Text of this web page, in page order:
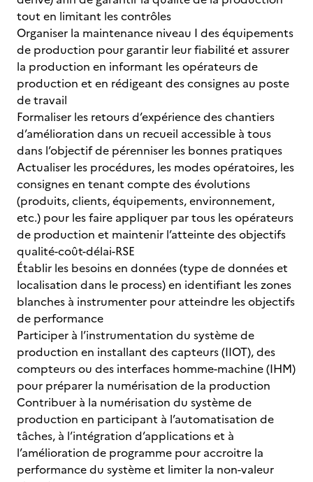
tout en limitant les contrôles
Organiser la maintenance niveau I des équipements
de production pour garantir leur fiabilité et assurer
la production en informant les opérateurs de
production et en rédigeant des consignes au poste
de travail
Formaliser les retours d’expérience des chantiers
d’amélioration dans un recueil accessible à tous
dans l’objectif de pérenniser les bonnes pratiques
Actualiser les procédures, les modes opératoires, les
consignes en tenant compte des évolutions
(produits, clients, équipements, environnement,
etc.) pour les faire appliquer par tous les opérateurs
de production et maintenir l’atteinte des objectifs
qualité-coût-délai-RSE
Établir les besoins en données (type de données et
localisation dans le process) en identifiant les zones
blanches à instrumenter pour atteindre les objectifs
de performance
Participer à l’instrumentation du système de
production en installant des capteurs (IIOT), des
compteurs ou des interfaces homme-machine (IHM)
pour préparer la numérisation de la production
Contribuer à la numérisation du système de
production en participant à l’automatisation de
tâches, à l’intégration d’applications et à
l’amélioration de programme pour accroitre la
performance du système et limiter la non-valeur